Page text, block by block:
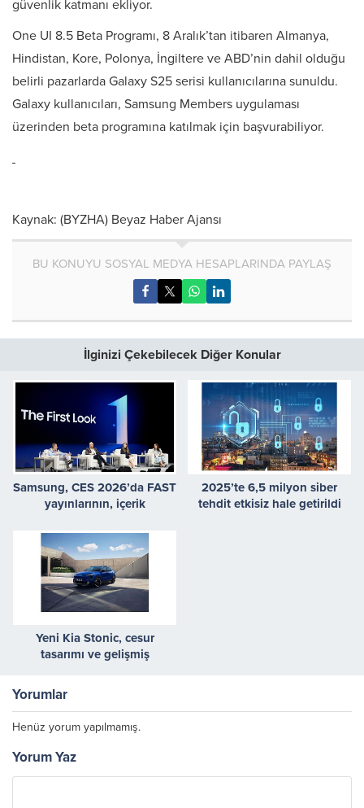
güvenlik katmanı ekliyor.
One UI 8.5 Beta Programı, 8 Aralık’tan itibaren Almanya,
Hindistan, Kore, Polonya, İngiltere ve ABD’nin dahil olduğu
belirli pazarlarda Galaxy S25 serisi kullanıcılarına sunuldu.
Galaxy kullanıcıları, Samsung Members uygulaması
üzerinden beta programına katılmak için başvurabiliyor.
Kaynak: (BYZHA) Beyaz Haber Ajansı
BU KONUYU SOSYAL MEDYA HESAPLARINDA PAYLAŞ
İlginizi Çekebilecek Diğer Konular
Samsung, CES 2026’da FAST
yayınlarının, içerik
deneyimlerin Televizyonun
geleceğine etkisini ele aldı
2025’te 6,5 milyon siber
tehdit etkisiz hale getirildi
Yeni Kia Stonic, cesur
tasarımı ve gelişmiş
Yorumlar
Henüz yorum yapılmamış.
Yorum Yaz